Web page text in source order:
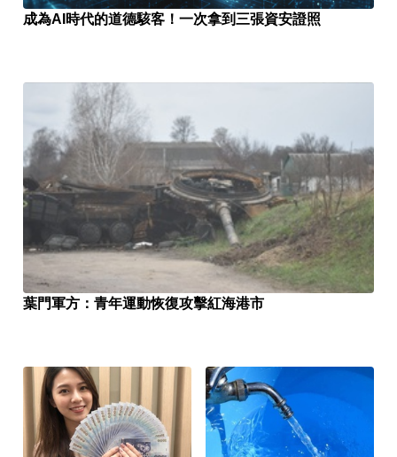
成為AI時代的道德駭客！一次拿到三張資安證照
葉門軍方：青年運動恢復攻擊紅海港市